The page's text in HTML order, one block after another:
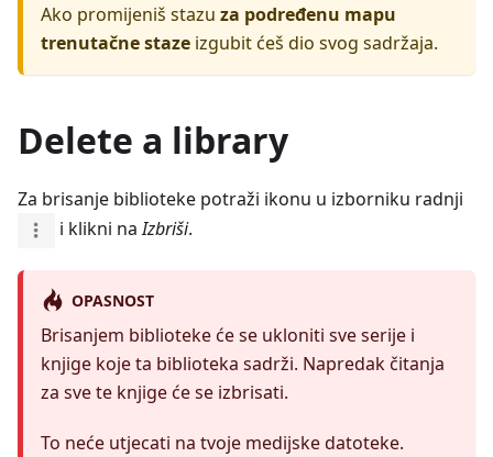
Ako promijeniš stazu za podređenu mapu
trenutačne staze izgubit ćeš dio svog sadržaja.
Delete a library
Za brisanje biblioteke potraži ikonu u izborniku radnji
i klikni naIzbriši.
OPASNOST
Brisanjem biblioteke će se ukloniti sve serije i
knjige koje ta biblioteka sadrži. Napredak čitanja
za sve te knjige će se izbrisati.
To neće utjecati na tvoje medijske datoteke.